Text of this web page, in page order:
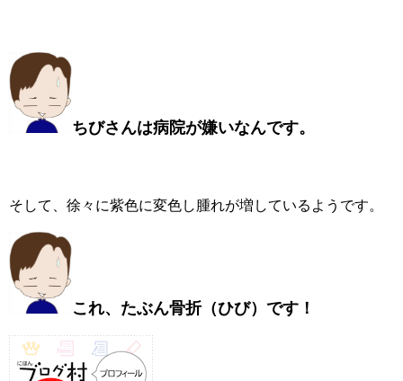
ちびさんは病院が嫌いなんです。
そして、徐々に紫色に変色し腫れが増しているようです。
これ、たぶん骨折（ひび）です！